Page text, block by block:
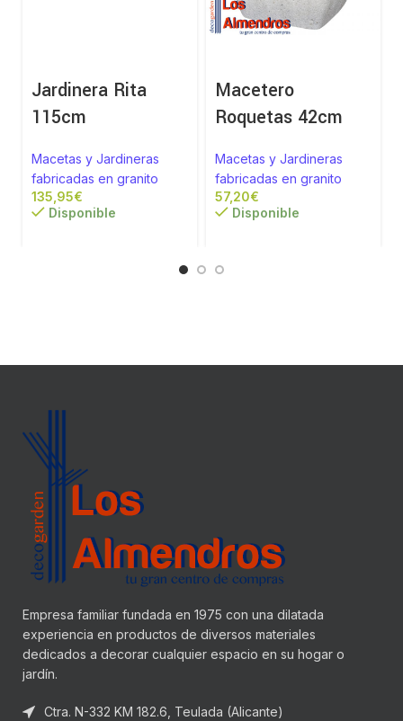
Jardinera Rita
115cm
Macetas y Jardineras
fabricadas en granito
€
Disponible
Macetero
Roquetas 42cm
Macetas y Jardineras
fabricadas en granito
€
Disponible
Empresa familiar fundada en 1975 con una dilatada
experiencia en productos de diversos materiales
dedicados a decorar cualquier espacio en su hogar o
jardín.
Ctra. N-332 KM 182.6, Teulada (Alicante)